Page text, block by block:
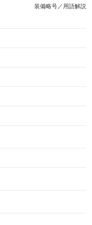
装備略号／用語解説